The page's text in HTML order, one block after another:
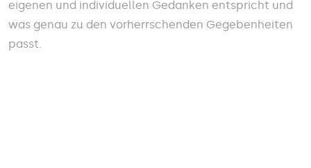
eigenen und individuellen Gedanken entspricht und
was genau zu den vorherrschenden Gegebenheiten
passt.